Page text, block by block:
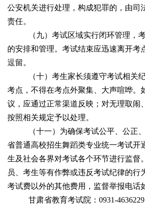
公安机关进行处理，构成犯罪的，由司
责任。
（九）考试区域实行闭环管理，
的安排和管理。考试结束应迅速离开考
逗留。
（十）考生家长须遵守考试相关
考点，不得在考点外聚集、大声喧哗。
议，应通过正常渠道反映；对无理取闹
按照相关规定予以处理。
（十一）为确保考试公平、公正
省普通高校招生舞蹈类专业统一考试开
生及社会各界对考试各个环节进行监督
员、考生等有作弊或违反考试纪律的行
考试费以外的其他费用，监督举报电话
甘肃省教育考试院：0931-4636229